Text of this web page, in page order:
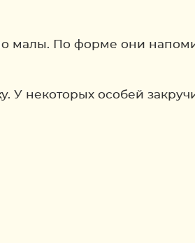
малы. По форме они
У некоторых особей